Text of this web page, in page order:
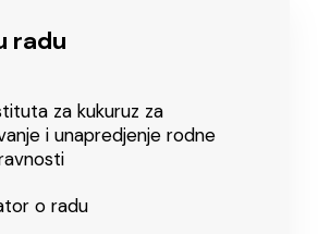
radu
za kukuruz za
i unapredjenje rodne
o radu